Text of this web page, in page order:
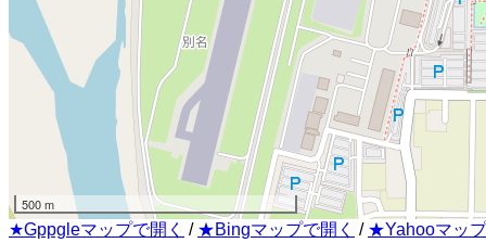
500 m
★Gppgleマップで開く / ★Bingマップで開く / ★Yahooマッ